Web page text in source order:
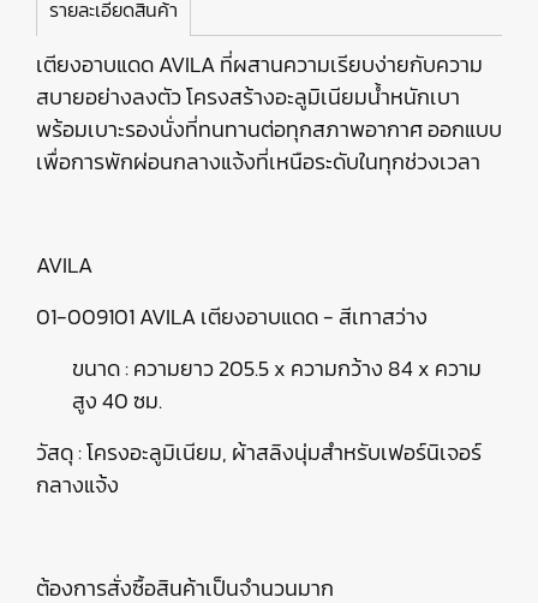
รายละเอียดสินค้า
เตียงอาบแดด AVILA ที่ผสานความเรียบง่ายกับความ
สบายอย่างลงตัว โครงสร้างอะลูมิเนียมน้ำหนักเบา
พร้อมเบาะรองนั่งที่ทนทานต่อทุกสภาพอากาศ ออกแบบ
เพื่อการพักผ่อนกลางแจ้งที่เหนือระดับในทุกช่วงเวลา
AVILA
01-009101 AVILA เตียงอาบแดด - สีเทาสว่าง
ขนาด : ความยาว 205.5 x ความกว้าง 84 x ความ
สูง 40 ซม.
วัสดุ : โครงอะลูมิเนียม, ผ้าสลิงนุ่มสำหรับเฟอร์นิเจอร์
กลางแจ้ง
ต้องการสั่งซื้อสินค้าเป็นจำนวนมาก